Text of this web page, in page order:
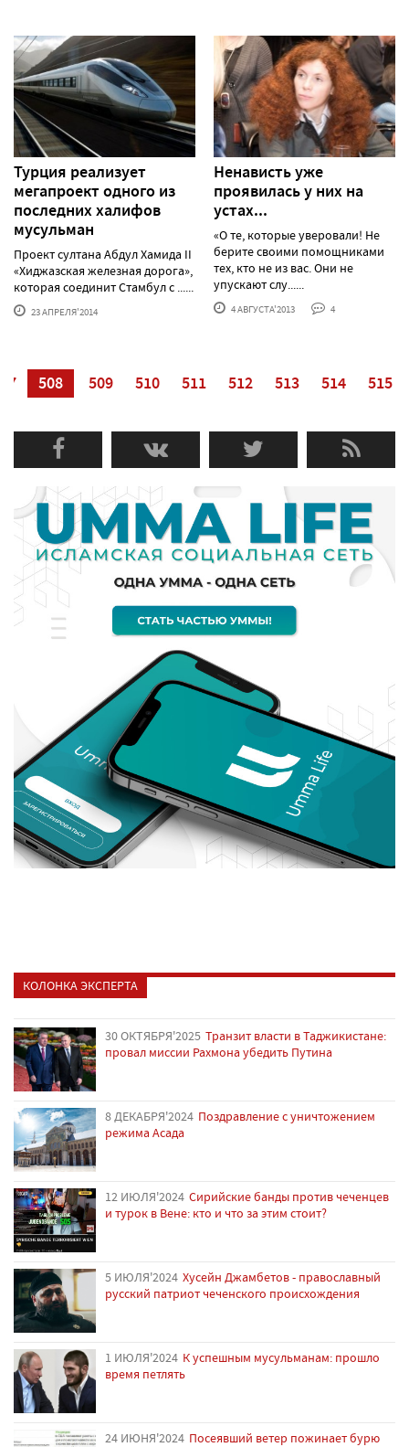
Турция реализует
мегапроект одного из
последних халифов
мусульман
Проект султана Абдул Хамида II
«Хиджазская железная дорога»,
которая соединит Стамбул с ......
23 АПРЕЛЯ'2014
Ненависть уже
проявилась у них на
устах...
«О те, которые уверовали! Не
берите своими помощниками
тех, кто не из вас. Они не
упускают слу......
4 АВГУСТА'2013 4
508 509 510 511 512 513 514 515
КОЛОНКА ЭКСПЕРТА
30 ОКТЯБРЯ'2025 Транзит власти в Таджикистане:
провал миссии Рахмона убедить Путина
8 ДЕКАБРЯ'2024 Поздравление с уничтожением
режима Асада
12 ИЮЛЯ'2024 Сирийские банды против чеченцев
и турок в Вене: кто и что за этим стоит?
5 ИЮЛЯ'2024 Хусейн Джамбетов - православный
русский патриот чеченского происхождения
1 ИЮЛЯ'2024 К успешным мусульманам: прошло
время петлять
24 ИЮНЯ'2024 Посеявший ветер пожинает бурю